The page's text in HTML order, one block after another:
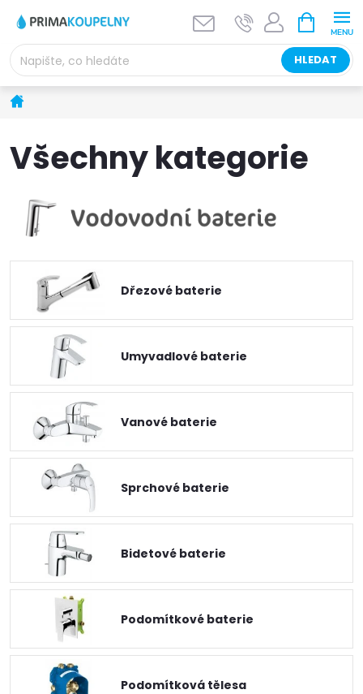
obsah
HLEDAT
NÁKUPNÍ
KOŠÍK
Domů
Všechny kategorie
Dřezové baterie
Umyvadlové baterie
Vanové baterie
Sprchové baterie
Bidetové baterie
Podomítkové baterie
Podomítková tělesa